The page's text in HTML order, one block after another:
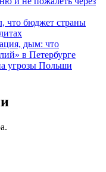
что бюджет страны
дым: что
в Петербурге
угрозы Польши